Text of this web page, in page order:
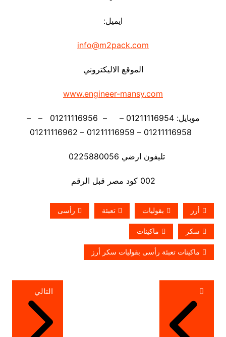
ايميل:
info@m2pack.com
الموقع الاليكتروني
www.engineer-mansy.com
موبايل: 01211116954 – – 01211116956 – –
تليفون ارضي 0225880056
002 كود مصر قبل الرقم
أرز بقوليات تعبئة رأسى
سكر ماكينات
ماكينات تعبئة رأسى بقوليات سكر أرز
تصفّح
المقالات
التالي